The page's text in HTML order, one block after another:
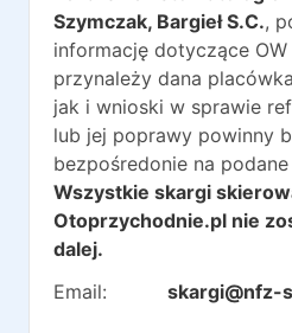
Szymczak, Bargieł S.C.,
informację dotyczące
przynależy dana
jak i wnioski w sprawie
lub jej poprawy powinny
bezpośredonie na
Wszystkie skargi
Otoprzychodnie.pl nie
dalej.
Email:
skargi@nfz-